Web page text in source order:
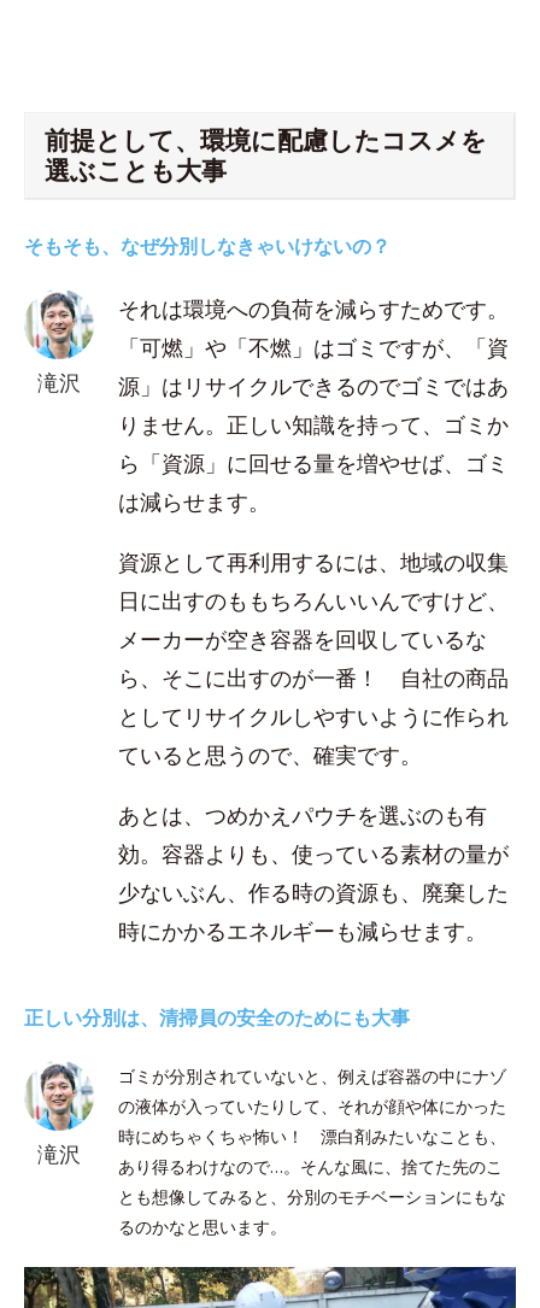
前提として、環境に配慮したコスメを
選ぶことも大事
そもそも、なぜ分別しなきゃいけないの？
滝沢
それは環境への負荷を減らすためです。
「可燃」や「不燃」はゴミですが、「資
源」はリサイクルできるのでゴミではあ
りません。正しい知識を持って、ゴミか
ら「資源」に回せる量を増やせば、ゴミ
は減らせます。
資源として再利用するには、地域の収集
日に出すのももちろんいいんですけど、
メーカーが空き容器を回収しているな
ら、そこに出すのが一番！ 自社の商品
としてリサイクルしやすいように作られ
ていると思うので、確実です。
あとは、つめかえパウチを選ぶのも有
効。容器よりも、使っている素材の量が
少ないぶん、作る時の資源も、廃棄した
時にかかるエネルギーも減らせます。
正しい分別は、清掃員の安全のためにも大事
滝沢
ゴミが分別されていないと、例えば容器の中にナゾ
の液体が入っていたりして、それが顔や体にかった
時にめちゃくちゃ怖い！ 漂白剤みたいなことも、
あり得るわけなので…。そんな風に、捨てた先のこ
とも想像してみると、分別のモチベーションにもな
るのかなと思います。